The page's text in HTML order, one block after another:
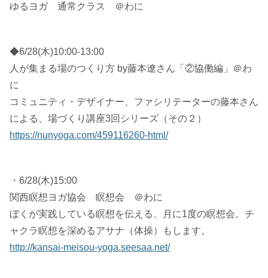
ゆるヨガ 通常クラス ＠わに
◆6/28(木)10:00-13:00
人が集まる場のつくり方 by藤本遼さん「②協働編」＠わ
に
コミュニティ・デザイナー、ファシリテーターの藤本さん
による、場づくり講座3回シリーズ（その２）
https://nunyoga.com/459116260-html/
・6/28(木)15:00
関西瞑想ヨガ協会 瞑想会 ＠わに
ぼくが実践している瞑想を伝える、月に1度の瞑想会。チ
ャクラ瞑想を深めるアサナ（体操）もします。
http://kansai-meisou-yoga.seesaa.net/